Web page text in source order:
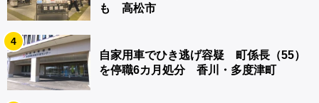
も 高松市
4
自家用車でひき逃げ容疑 町係長（55）
を停職6カ月処分 香川・多度津町